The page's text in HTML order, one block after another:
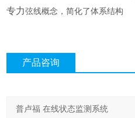
专力弦线概念，简化了体系结构
产品咨询